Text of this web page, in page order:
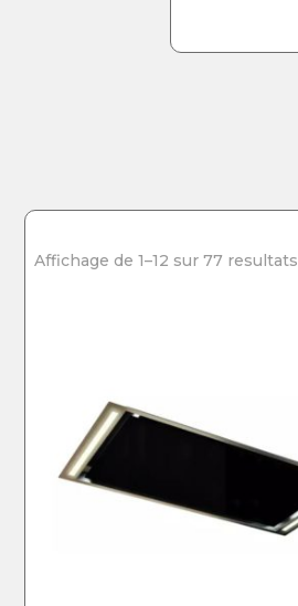
Affichage de 1–12 sur 77 resultats